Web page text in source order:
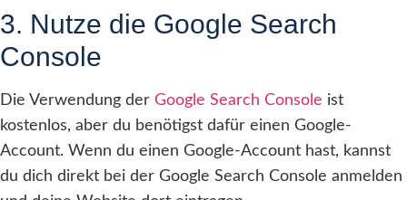
3. Nutze die Google Search
Console
Die Verwendung der Google Search Console ist
kostenlos, aber du benötigst dafür einen Google-
Account. Wenn du einen Google-Account hast, kannst
du dich direkt bei der Google Search Console anmelden